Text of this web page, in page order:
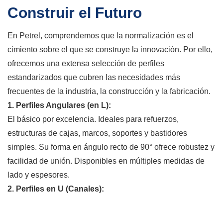
Construir el Futuro
En Petrel, comprendemos que la normalización es el
cimiento sobre el que se construye la innovación. Por ello,
ofrecemos una extensa selección de perfiles
estandarizados que cubren las necesidades más
frecuentes de la industria, la construcción y la fabricación.
1. Perfiles Angulares (en L):
El básico por excelencia. Ideales para refuerzos,
estructuras de cajas, marcos, soportes y bastidores
simples. Su forma en ángulo recto de 90° ofrece robustez y
facilidad de unión. Disponibles en múltiples medidas de
lado y espesores.
2. Perfiles en U (Canales):